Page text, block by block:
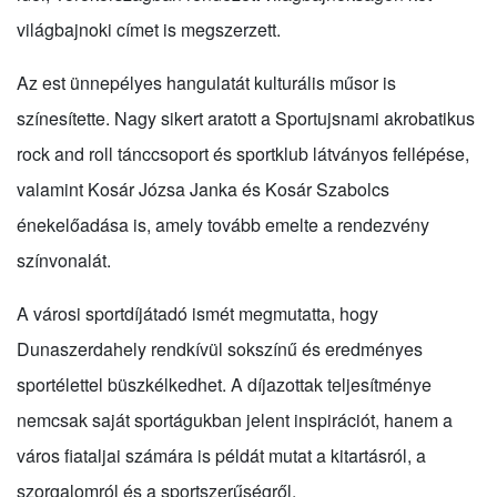
világbajnoki címet is megszerzett.
Az est ünnepélyes hangulatát kulturális műsor is
színesítette. Nagy sikert aratott a Sportujsnami akrobatikus
rock and roll tánccsoport és sportklub látványos fellépése,
valamint Kosár Józsa Janka és Kosár Szabolcs
énekelőadása is, amely tovább emelte a rendezvény
színvonalát.
A városi sportdíjátadó ismét megmutatta, hogy
Dunaszerdahely rendkívül sokszínű és eredményes
sportélettel büszkélkedhet. A díjazottak teljesítménye
nemcsak saját sportágukban jelent inspirációt, hanem a
város fiataljai számára is példát mutat a kitartásról, a
szorgalomról és a sportszerűségről.